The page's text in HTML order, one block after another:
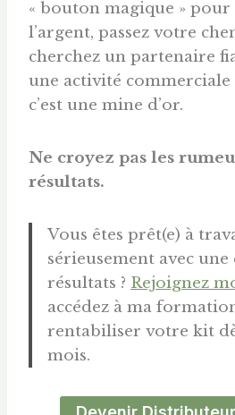
« bouton magique » pour
l’argent, passez votre
cherchez un partenaire
une activité
c’est une mine d’or.
Ne croyez pas les
résultats.
Vous êtes prêt(e) à
sérieusement avec
résultats ? Rejoignez
accédez à ma
rentabiliser votre kit
mois.